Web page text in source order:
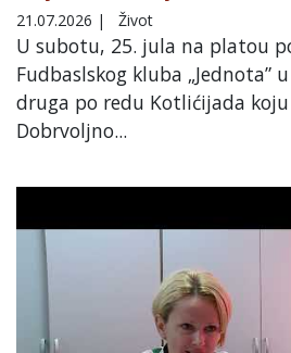
21.07.2026 | Život
U subotu, 25. jula na platou
Fudbaslskog kluba „Jednota”
druga po redu Kotlićijada
Dobrvoljno...